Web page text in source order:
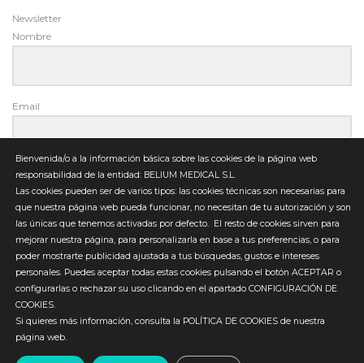
Newsletter
Nombre
Email
Enviar
© 2019 BELIUM MEDICAL. Todos los derechos reservados
Belium Medical uses
website's accessibility.
Bienvenida/o a la información básica sobre las cookies de la página web
responsabilidad de la entidad: BELIUM MEDICAL S.L.
Las cookies pueden ser de varios tipos: las cookies técnicas son necesarias para
que nuestra página web pueda funcionar, no necesitan de tu autorización y son
las únicas que tenemos activadas por defecto. El resto de cookies sirven para
mejorar nuestra página, para personalizarla en base a tus preferencias, o para
poder mostrarte publicidad ajustada a tus búsquedas, gustos e intereses
personales. Puedes aceptar todas estas cookies pulsando el botón ACEPTAR o
configurarlas o rechazar su uso clicando en el apartado CONFIGURACIÓN DE
COOKIES.
Si quieres más información, consulta la POLÍTICA DE COOKIES de nuestra
página web.